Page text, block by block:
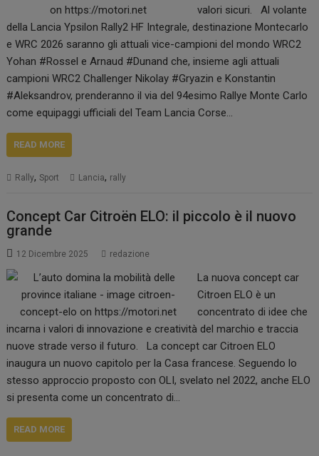
valori sicuri. Al volante
della Lancia Ypsilon Rally2 HF Integrale, destinazione Montecarlo
e WRC 2026 saranno gli attuali vice-campioni del mondo WRC2
Yohan #Rossel e Arnaud #Dunand che, insieme agli attuali
campioni WRC2 Challenger Nikolay #Gryazin e Konstantin
#Aleksandrov, prenderanno il via del 94esimo Rallye Monte Carlo
come equipaggi ufficiali del Team Lancia Corse…
READ MORE
Rally,Sport Lancia, rally
Concept Car Citroën ELO: il piccolo è il nuovo
grande
12 Dicembre 2025 redazione
La nuova concept car
Citroen ELO è un
concentrato di idee che
incarna i valori di innovazione e creatività del marchio e traccia
nuove strade verso il futuro. La concept car Citroen ELO
inaugura un nuovo capitolo per la Casa francese. Seguendo lo
stesso approccio proposto con OLI, svelato nel 2022, anche ELO
si presenta come un concentrato di…
READ MORE